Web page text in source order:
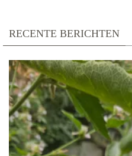
RECENTE BERICHTEN